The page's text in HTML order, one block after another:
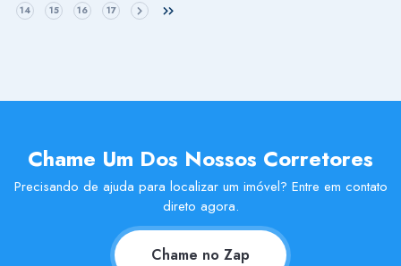
14 15 16 17
Chame Um Dos Nossos Corretores
Precisando de ajuda para localizar um imóvel? Entre em contato
direto agora.
Chame no Zap